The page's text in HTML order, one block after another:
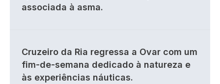
associada à asma.
Cruzeiro da Ria regressa a Ovar com um
fim-de-semana dedicado à natureza e
às experiências náuticas.